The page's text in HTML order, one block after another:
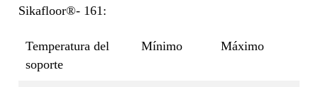
Sikafloor®- 161:
Temperatura del
soporte
Mínimo Máximo